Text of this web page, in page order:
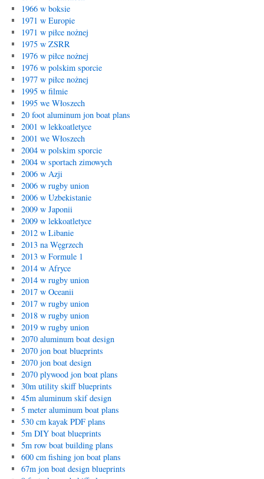
1966 w boksie
1971 w Europie
1971 w piłce nożnej
1975 w ZSRR
1976 w piłce nożnej
1976 w polskim sporcie
1977 w piłce nożnej
1995 w filmie
1995 we Włoszech
20 foot aluminum jon boat plans
2001 w lekkoatletyce
2001 we Włoszech
2004 w polskim sporcie
2004 w sportach zimowych
2006 w Azji
2006 w rugby union
2006 w Uzbekistanie
2009 w Japonii
2009 w lekkoatletyce
2012 w Libanie
2013 na Węgrzech
2013 w Formule 1
2014 w Afryce
2014 w rugby union
2017 w Oceanii
2017 w rugby union
2018 w rugby union
2019 w rugby union
2070 aluminum boat design
2070 jon boat blueprints
2070 jon boat design
2070 plywood jon boat plans
30m utility skiff blueprints
45m aluminum skif design
5 meter aluminum boat plans
530 cm kayak PDF plans
5m DIY boat blueprints
5m row boat building plans
600 cm fishing jon boat plans
67m jon boat design blueprints